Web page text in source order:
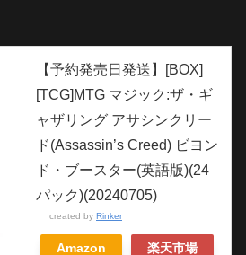
【予約発売日発送】[BOX]
[TCG]MTG マジック:ザ・ギ
ャザリング アサシンクリー
ド(Assassin’s Creed) ビヨン
ド・ブースター(英語版)(24
パック)(20240705)
created by Rinker
Amazon 楽天市場